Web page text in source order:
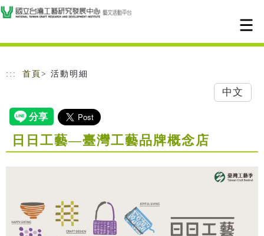
跳到主要內容
網站導覽
::: 首頁 > 活動明細
中文
日日工藝—臺灣工藝品牌概念店